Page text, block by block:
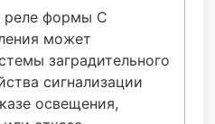
реле формы C
может
заградительного
сигнализации
освещения,